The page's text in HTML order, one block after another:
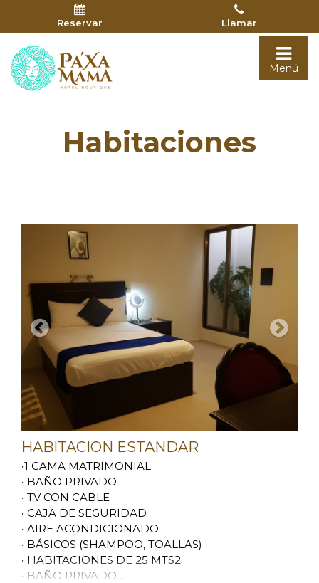
Reservar Llamar
Menú
Habitaciones
HABITACION ESTANDAR
•1 CAMA MATRIMONIAL
• BAÑO PRIVADO
• TV CON CABLE
• CAJA DE SEGURIDAD
• AIRE ACONDICIONADO
• BÁSICOS (SHAMPOO, TOALLAS)
• HABITACIONES DE 25 MTS2
• BAÑO PRIVADO